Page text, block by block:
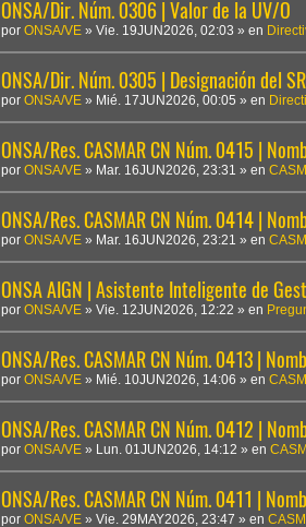
ONSA/Dir. Núm. 0306 | Valor de la UV/O
por ONSA/VE » Vie. 19JUN2026, 02:03 » en
ONSA/Dir. Núm. 0305 | Designación del
por ONSA/VE » Mié. 17JUN2026, 00:05 » en
ONSA/Res. CASMAR CN Núm. 0415 |
por ONSA/VE » Mar. 16JUN2026, 23:31 » en
ONSA/Res. CASMAR CN Núm. 0414 |
por ONSA/VE » Mar. 16JUN2026, 23:21 » en
ONSA AIGN | Asistente Inteligente de
por ONSA/VE » Vie. 12JUN2026, 12:22 » en
ONSA/Res. CASMAR CN Núm. 0413 |
por ONSA/VE » Mié. 10JUN2026, 14:06 » en
ONSA/Res. CASMAR CN Núm. 0412 |
por ONSA/VE » Lun. 01JUN2026, 14:12 » en
ONSA/Res. CASMAR CN Núm. 0411 |
por ONSA/VE » Vie. 29MAY2026, 23:47 » en